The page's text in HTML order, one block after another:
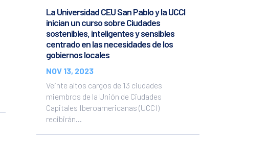
La Universidad CEU San Pablo y la UCCI
inician un curso sobre Ciudades
sostenibles, inteligentes y sensibles
centrado en las necesidades de los
gobiernos locales
NOV 13, 2023
Veinte altos cargos de 13 ciudades
miembros de la Unión de Ciudades
Capitales Iberoamericanas (UCCI)
recibirán...